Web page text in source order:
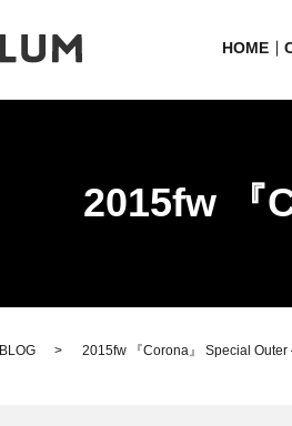
HOME
2015fw 『
BLOG 2015fw 『Corona』 Special Outer